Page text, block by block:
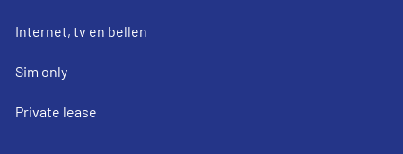
Internet, tv en bellen
Sim only
Private lease